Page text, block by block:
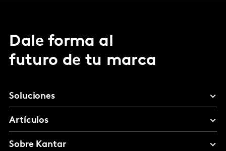
Dale forma al
futuro de tu marca
Soluciones
Artículos
Sobre Kantar